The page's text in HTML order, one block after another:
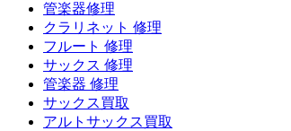
管楽器修理
クラリネット 修理
フルート 修理
サックス 修理
管楽器 修理
サックス買取
アルトサックス買取